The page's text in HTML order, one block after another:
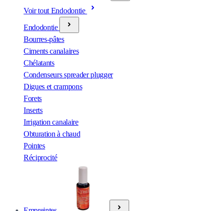
Voir tout Endodontie
Endodontie
Bourres-pâtes
Ciments canalaires
Chélatants
Condenseurs spreader plugger
Digues et crampons
Forets
Inserts
Irrigation canalaire
Obturation à chaud
Pointes
Réciprocité